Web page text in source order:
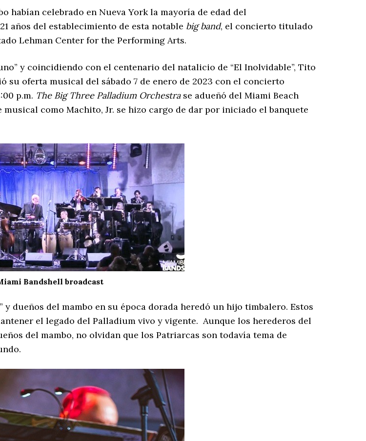
habían celebrado en Nueva York la mayoría de edad del
años del establecimiento de esta notable big band, el concierto titulado
Lehman Center for the Performing Arts.
y coincidiendo con el centenario del natalicio de “El Inolvidable”, Tito
su oferta musical del sábado 7 de enero de 2023 con el concierto
p.m. The Big Three Palladium Orchestrase adueñó del Miami Beach
como Machito, Jr. se hizo cargo de dar por iniciado el banquete
Bandshell broadcast
y dueños del mambo en su época dorada heredó un hijo timbalero. Estos
el legado del Palladium vivo y vigente. Aunque los herederos del
del mambo, no olvidan que los Patriarcas son todavía tema de